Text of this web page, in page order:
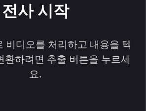
전사 시작
비디오를 처리하고 내용을 텍
환하려면 추출 버튼을 누르세
요.